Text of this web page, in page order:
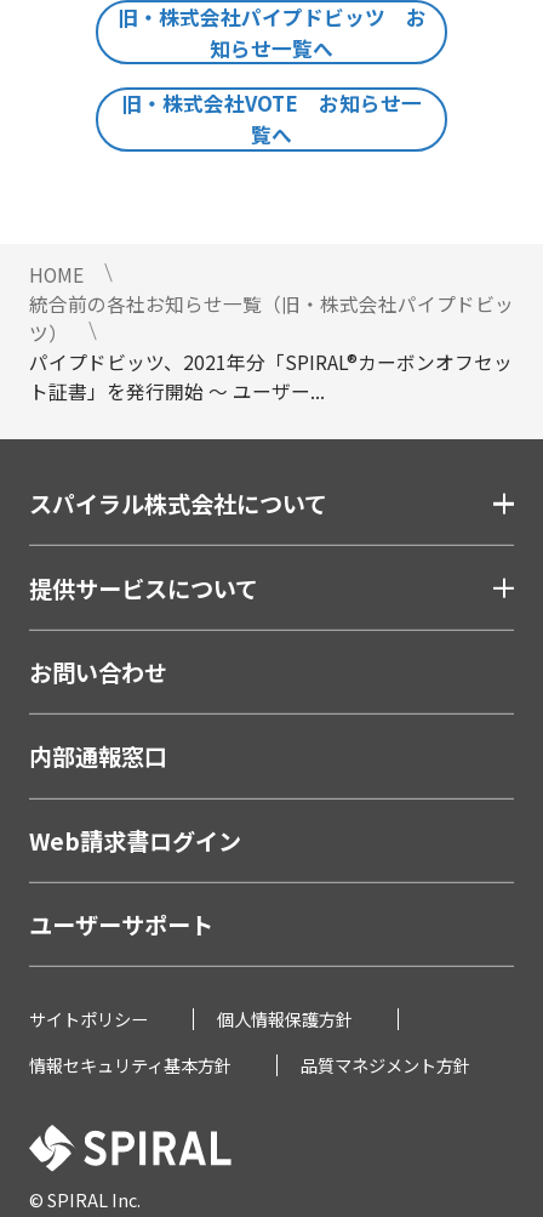
旧・株式会社パイプドビッツ お
知らせ一覧へ
旧・株式会社VOTE お知らせ一
覧へ
HOME
統合前の各社お知らせ一覧（旧・株式会社パイプドビッ
ツ）
パイプドビッツ、2021年分「SPIRAL®カーボンオフセッ
ト証書」を発行開始 ～ ユーザー...
サイトポリシー
個人情報保護方針
情報セキュリティ基本方針
品質マネジメント方針
© SPIRAL Inc.
スパイラル株式会社について
提供サービスについて
お問い合わせ
内部通報窓口
Web請求書ログイン
ユーザーサポート